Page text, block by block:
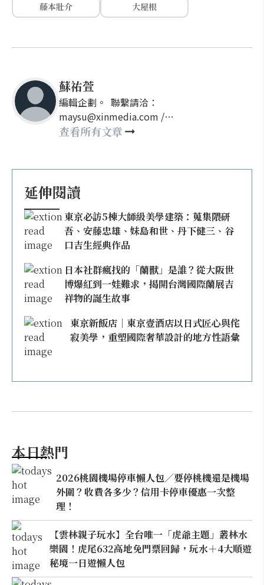
藤本壯介
大屋根
蘇祐萱
編輯企劃。 聯繫請洽：
maysu@xinmedia.com /
may860527@gmail.com
查看所有文章
延伸閱讀
東京必訪5棟大師級美學建築：蒐集隈研
吾、安藤忠雄、妹島和世、丹下健三、谷
口吉生經典作品
日本社群瘋找的「蘭獸」是誰？從大阪世
博爆紅到一娃難求，揭開台灣國際蘭展吉
祥物的誕生故事
東京新飯店｜東京壹酒店以日式匠心與侘
寂美學，重塑國際奢華設計的地方性語彙
本日熱門
2026桃園機場停車懶人包／要停桃機還是機場
外圍？收費各多少？信用卡停車優惠一次整
理！
【雲林親子玩水】全台唯一「虎爺主題」叢林水
樂園！虎尾632高地免門票回歸，玩水＋4大順遊
秘境一日遊懶人包